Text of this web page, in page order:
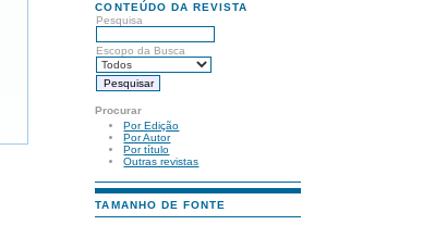
CONTEÚDO DA REVISTA
Pesquisa
Escopo da Busca
Procurar
Por Edição
Por Autor
Por título
Outras revistas
TAMANHO DE FONTE